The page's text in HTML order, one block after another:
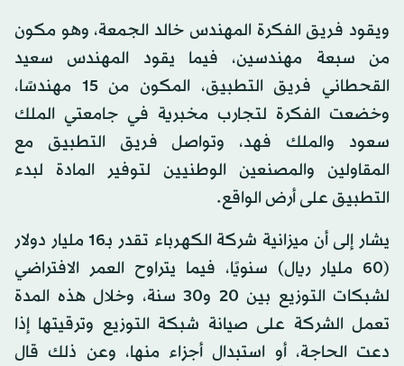
ويقود فريق الفكرة المهندس خالد الجمعة، وهو مكون
من سبعة مهندسين، فيما يقود المهندس سعيد
القحطاني فريق التطبيق، المكون من 15 مهندسًا،
وخضعت الفكرة لتجارب مخبرية في جامعتي الملك
سعود والملك فهد، وتواصل فريق التطبيق مع
المقاولين والمصنعين الوطنيين لتوفير المادة لبدء
التطبيق على أرض الواقع.
يشار إلى أن ميزانية شركة الكهرباء تقدر بـ16 مليار دولار
(60 مليار ريال) سنويًا، فيما يتراوح العمر الافتراضي
لشبكات التوزيع بين 20 و30 سنة، وخلال هذه المدة
تعمل الشركة على صيانة شبكة التوزيع وترقيتها إذا
دعت الحاجة، أو استبدال أجزاء منها، وعن ذلك قال